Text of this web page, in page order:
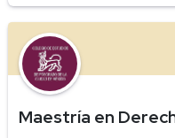
Maestría en